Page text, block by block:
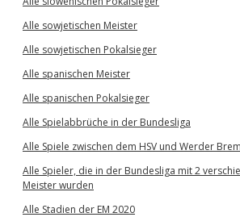
Alle sowjetischen Meister
Alle sowjetischen Pokalsieger
Alle spanischen Meister
Alle spanischen Pokalsieger
Alle Spielabbrüche in der Bundesliga
Alle Spiele zwischen dem HSV und Werder
Alle Spieler, die in der Bundesliga mit 2
Meister wurden
Alle Stadien der EM 2020